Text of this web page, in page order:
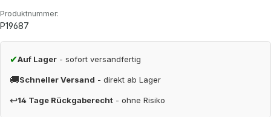
Produktnummer:
P19687
✔Auf Lager - sofort versandfertig
🚚Schneller Versand - direkt ab Lager
↩14 Tage Rückgaberecht - ohne Risiko